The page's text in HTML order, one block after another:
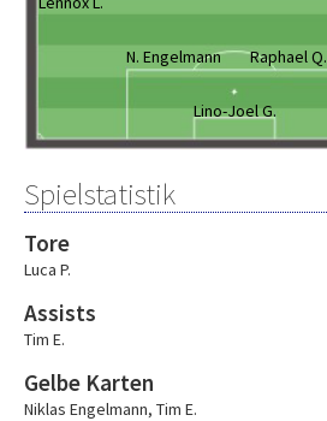
N. Engelmann Raphael Q.
Lino-Joel G.
Spielstatistik
Tore
Luca P.
Assists
Tim E.
Gelbe Karten
Niklas Engelmann, Tim E.